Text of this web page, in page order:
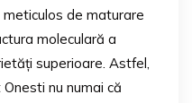
de maturare
moleculară a
superioare. Astfel,
nu numai că